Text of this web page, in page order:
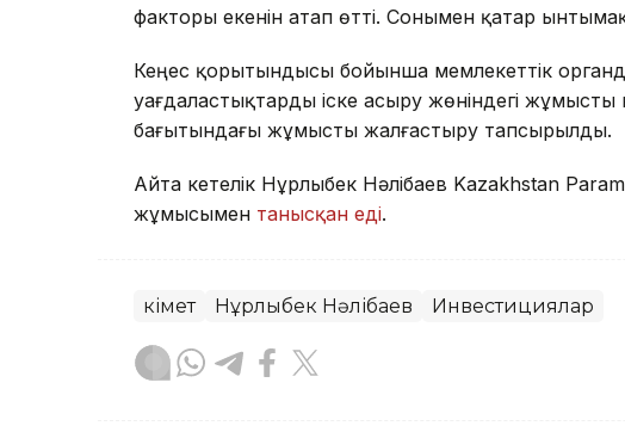
факторы екенін атап өтті. Сонымен қатар
Кеңес қорытындысы бойынша мемлекеттік
уағдаластықтарды іске асыру жөніндегі
бағытындағы жұмысты жалғастыру тапсырылды.
Айта кетелік Нұрлыбек Нәлібаев Kazakhstan
жұмысымен танысқан еді.
Үкімет Нұрлыбек Нәлібаев Инвестициялар